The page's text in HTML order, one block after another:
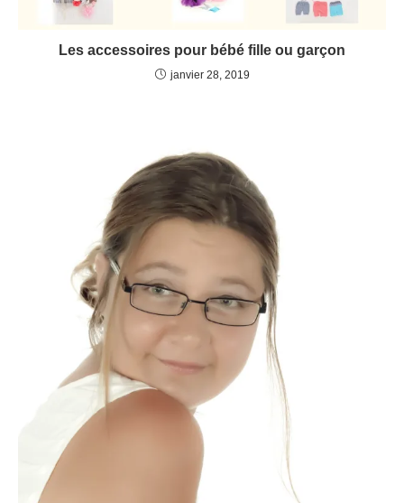
Les accessoires pour bébé fille ou garçon
janvier 28, 2019